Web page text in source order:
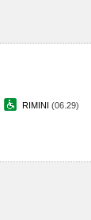
RIMINI (06.29)